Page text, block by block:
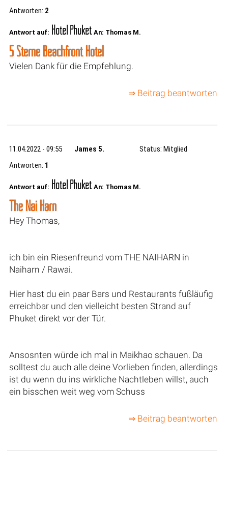
Antworten: 2
Antwort auf: Hotel Phuket An: Thomas M.
5 Sterne Beachfront Hotel
Vielen Dank für die Empfehlung.
⇒ Beitrag beantworten
11.04.2022 - 09:55 James 5.
Status: Mitglied
Antworten: 1
Antwort auf: Hotel Phuket An: Thomas M.
The Nai Harn
Hey Thomas,
ich bin ein Riesenfreund vom THE NAIHARN in
Naiharn / Rawai.
Hier hast du ein paar Bars und Restaurants fußläufig
erreichbar und den vielleicht besten Strand auf
Phuket direkt vor der Tür.
Ansosnten würde ich mal in Maikhao schauen. Da
solltest du auch alle deine Vorlieben finden, allerdings
ist du wenn du ins wirkliche Nachtleben willst, auch
ein bisschen weit weg vom Schuss
⇒ Beitrag beantworten